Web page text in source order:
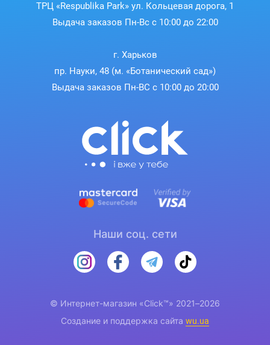
ТРЦ «Respublika Park» ул. Кольцевая дорога, 1
Выдача заказов Пн-Вс с 10:00 до 22:00
г. Харьков
пр. Науки, 48 (м. «Ботанический сад»)
Выдача заказов Пн-ВС с 10:00 до 20:00
Наши соц. сети
© Интернет-магазин «Click™» 2021–2026
Создание и поддержка сайта wu.ua